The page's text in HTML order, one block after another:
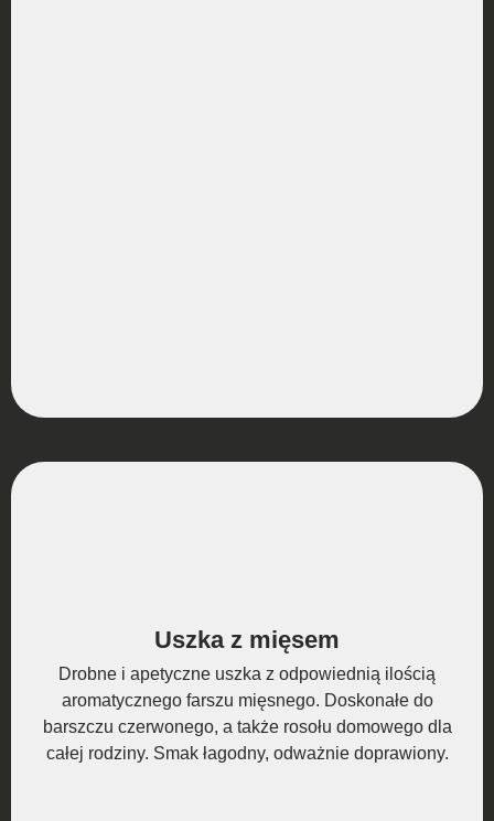
Uszka z mięsem
Drobne i apetyczne uszka z odpowiednią ilością
aromatycznego farszu mięsnego. Doskonałe do
barszczu czerwonego, a także rosołu domowego dla
całej rodziny. Smak łagodny, odważnie doprawiony.